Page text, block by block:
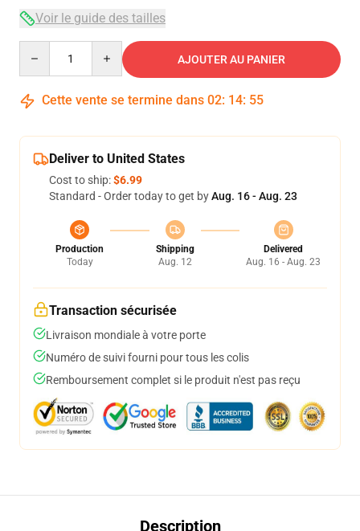
Voir le guide des tailles
AJOUTER AU PANIER
Cette vente se termine dans 02: 14: 54
Deliver to United States
Cost to ship:$6.99
Standard - Order today to get byAug. 16 - Aug. 23
Production
Today
Shipping
Aug. 12
Delivered
Aug. 16 - Aug. 23
Transaction sécurisée
Livraison mondiale à votre porte
Numéro de suivi fourni pour tous les colis
Remboursement complet si le produit n'est pas reçu
Description